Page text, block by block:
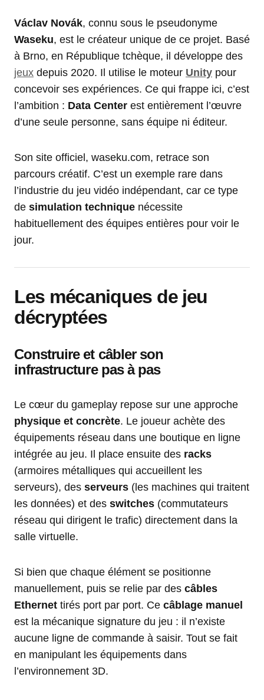
Václav Novák, connu sous le pseudonyme
Waseku, est le créateur unique de ce projet. Basé
à Brno, en République tchèque, il développe des
jeux depuis 2020. Il utilise le moteur Unity pour
concevoir ses expériences. Ce qui frappe ici, c’est
l’ambition : Data Center est entièrement l’œuvre
d’une seule personne, sans équipe ni éditeur.
Son site officiel, waseku.com, retrace son
parcours créatif. C’est un exemple rare dans
l’industrie du jeu vidéo indépendant, car ce type
de simulation technique nécessite
habituellement des équipes entières pour voir le
jour.
Les mécaniques de jeu
décryptées
Construire et câbler son
infrastructure pas à pas
Le cœur du gameplay repose sur une approche
physique et concrète. Le joueur achète des
équipements réseau dans une boutique en ligne
intégrée au jeu. Il place ensuite des racks
(armoires métalliques qui accueillent les
serveurs), des serveurs (les machines qui traitent
les données) et des switches (commutateurs
réseau qui dirigent le trafic) directement dans la
salle virtuelle.
Si bien que chaque élément se positionne
manuellement, puis se relie par des câbles
Ethernet tirés port par port. Ce câblage manuel
est la mécanique signature du jeu : il n’existe
aucune ligne de commande à saisir. Tout se fait
en manipulant les équipements dans
l’environnement 3D.